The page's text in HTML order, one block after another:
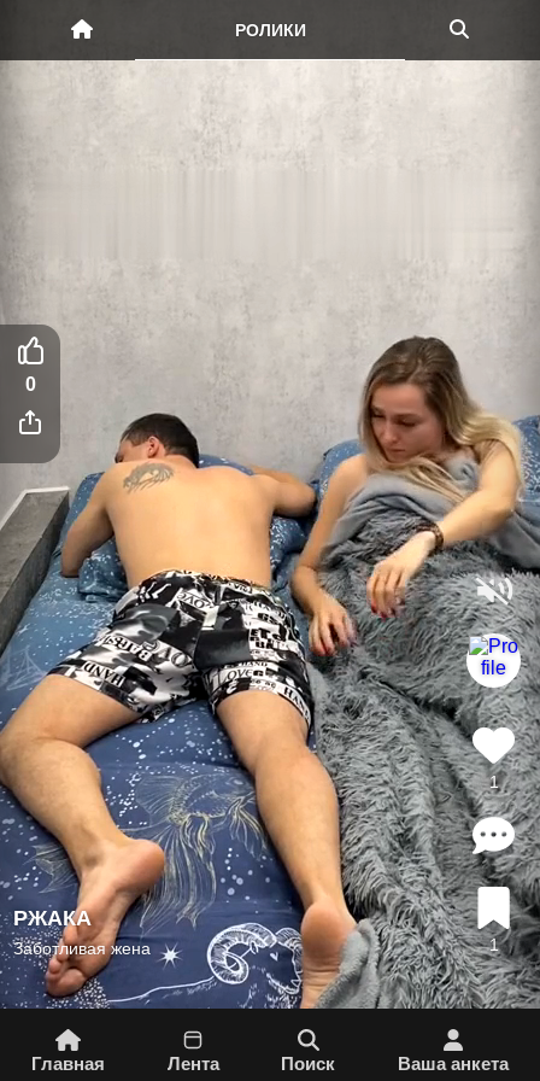
РОЛИКИ
РЖАКА
Заботливая жена
1
1
Главная Лента Поиск Вашa aнкета
0